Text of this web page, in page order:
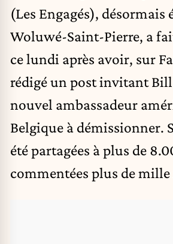
(Les Engagés), désormais
Woluwé-Saint-Pierre, a
ce lundi après avoir, sur
rédigé un post invitant
nouvel ambassadeur
Belgique à démissionner.
été partagées à plus de
commentées plus de